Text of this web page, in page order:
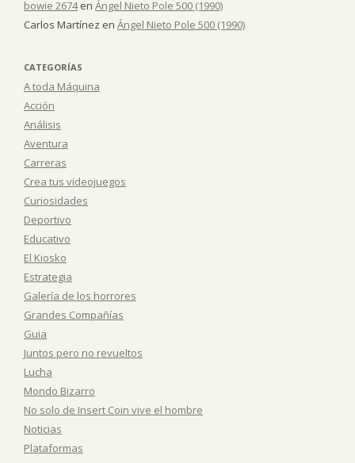
bowie 2674en Ángel Nieto Pole 500 (1990)
Carlos Martínez en Ángel Nieto Pole 500 (1990)
CATEGORÍAS
A toda Máquina
Acción
Análisis
Aventura
Carreras
Crea tus videojuegos
Curiosidades
Deportivo
Educativo
El Kiosko
Estrategia
Galería de los horrores
Grandes Compañías
Guia
Juntos pero no revueltos
Lucha
Mondo Bizarro
No solo de Insert Coin vive el hombre
Noticias
Plataformas